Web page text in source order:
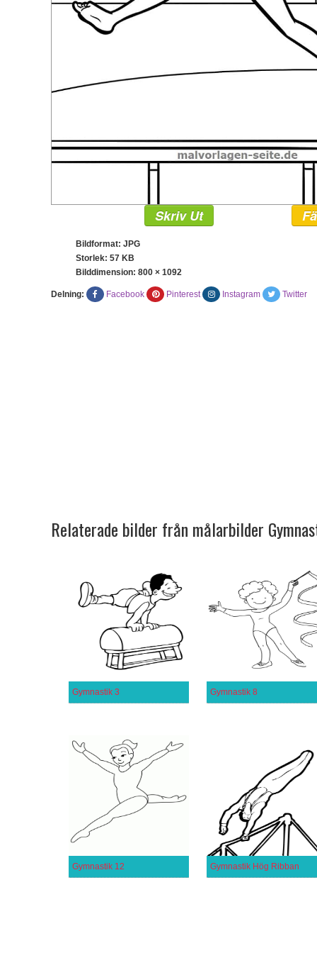
Skriv Ut
Bildformat: JPG
Storlek: 57 KB
Bilddimension: 800 × 1092
Delning: Facebook Pinterest Instagram Twitter
Relaterade bilder från målarbilder
Gymnastik 3 Gymnastik 8
Gymnastik 12 Gymnastik Hög Ribban